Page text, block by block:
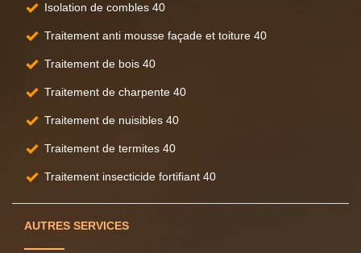
Isolation de combles 40
Traitement anti mousse façade et toiture 40
Traitement de bois 40
Traitement de charpente 40
Traitement de nuisibles 40
Traitement de termites 40
Traitement insecticide fortifiant 40
AUTRES SERVICES